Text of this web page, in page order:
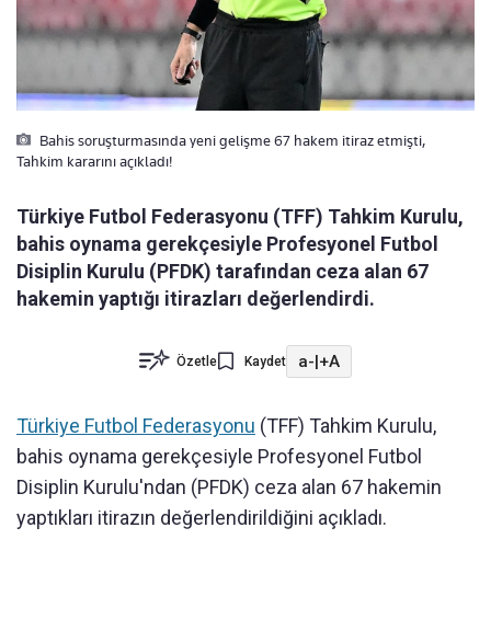
Bahis soruşturmasında yeni gelişme 67 hakem itiraz etmişti,
Tahkim kararını açıkladı!
Türkiye Futbol Federasyonu (TFF) Tahkim Kurulu,
bahis oynama gerekçesiyle Profesyonel Futbol
Disiplin Kurulu (PFDK) tarafından ceza alan 67
hakemin yaptığı itirazları değerlendirdi.
Özetle Kaydet a-|+A
Türkiye Futbol Federasyonu (TFF) Tahkim Kurulu,
bahis oynama gerekçesiyle Profesyonel Futbol
Disiplin Kurulu'ndan (PFDK) ceza alan 67 hakemin
yaptıkları itirazın değerlendirildiğini açıkladı.